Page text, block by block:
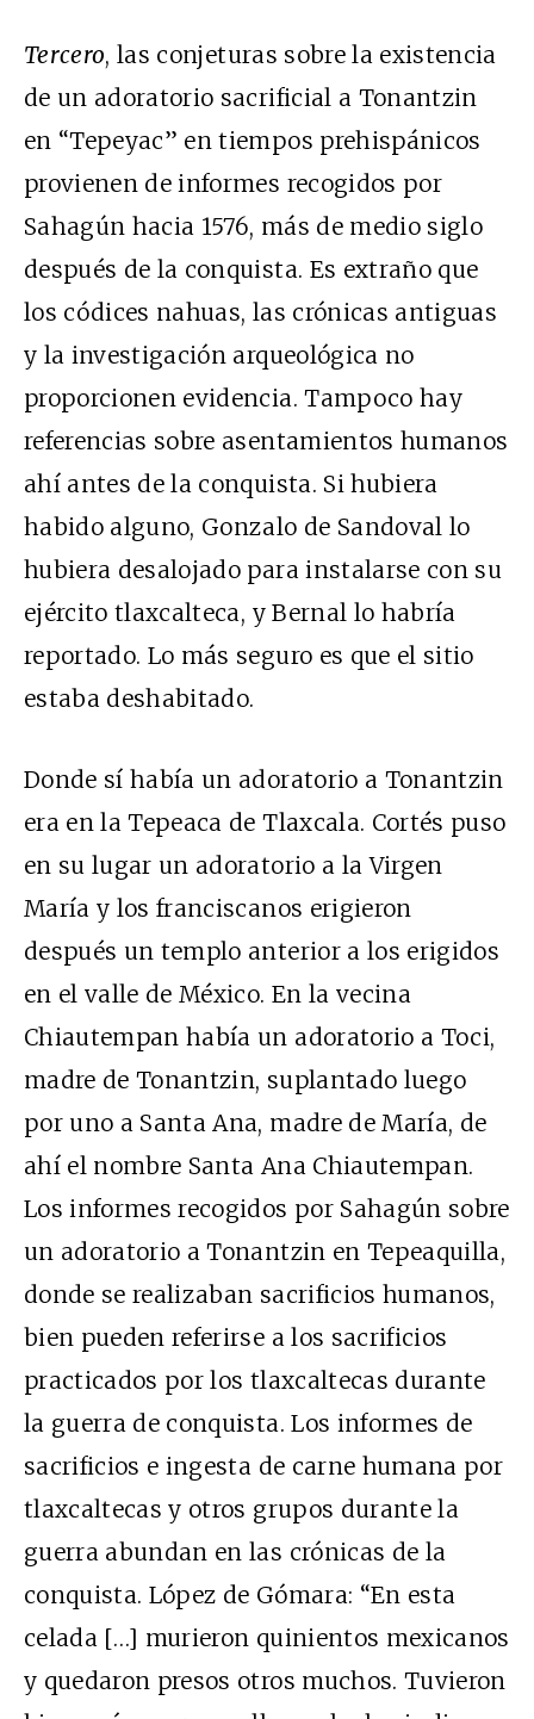
Tercero, las conjeturas sobre la existencia
de un adoratorio sacrificial a Tonantzin
en “Tepeyac” en tiempos prehispánicos
provienen de informes recogidos por
Sahagún hacia 1576, más de medio siglo
después de la conquista. Es extraño que
los códices nahuas, las crónicas antiguas
y la investigación arqueológica no
proporcionen evidencia. Tampoco hay
referencias sobre asentamientos humanos
ahí antes de la conquista. Si hubiera
habido alguno, Gonzalo de Sandoval lo
hubiera desalojado para instalarse con su
ejército tlaxcalteca, y Bernal lo habría
reportado. Lo más seguro es que el sitio
estaba deshabitado.
Donde sí había un adoratorio a Tonantzin
era en la Tepeaca de Tlaxcala. Cortés puso
en su lugar un adoratorio a la Virgen
María y los franciscanos erigieron
después un templo anterior a los erigidos
en el valle de México. En la vecina
Chiautempan había un adoratorio a Toci,
madre de Tonantzin, suplantado luego
por uno a Santa Ana, madre de María, de
ahí el nombre Santa Ana Chiautempan.
Los informes recogidos por Sahagún sobre
un adoratorio a Tonantzin en Tepeaquilla,
donde se realizaban sacrificios humanos,
bien pueden referirse a los sacrificios
practicados por los tlaxcaltecas durante
la guerra de conquista. Los informes de
sacrificios e ingesta de carne humana por
tlaxcaltecas y otros grupos durante la
guerra abundan en las crónicas de la
conquista. López de Gómara: “En esta
celada […] murieron quinientos mexicanos
y quedaron presos otros muchos. Tuvieron